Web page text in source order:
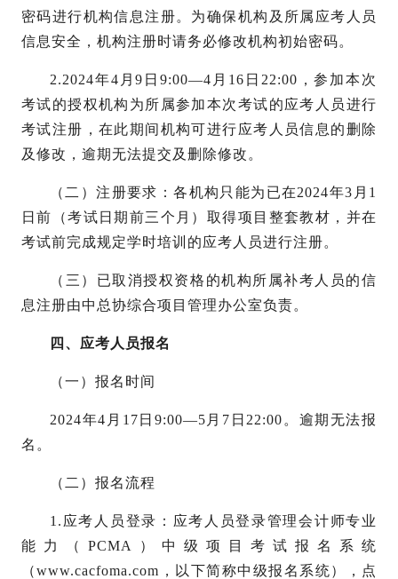
密码进行机构信息注册。为确保机构及所属应考人员
信息安全，机构注册时请务必修改机构初始密码。
2.2024年4月9日9:00—4月16日22:00，参加本次
考试的授权机构为所属参加本次考试的应考人员进行
考试注册，在此期间机构可进行应考人员信息的删除
及修改，逾期无法提交及删除修改。
（二）注册要求：各机构只能为已在2024年3月1
日前（考试日期前三个月）取得项目整套教材，并在
考试前完成规定学时培训的应考人员进行注册。
（三）已取消授权资格的机构所属补考人员的信
息注册由中总协综合项目管理办公室负责。
四、应考人员报名
（一）报名时间
2024年4月17日9:00—5月7日22:00。逾期无法报
名。
（二）报名流程
1.应考人员登录：应考人员登录管理会计师专业
能力（PCMA）中级项目考试报名系统
（www.cacfoma.com，以下简称中级报名系统），点